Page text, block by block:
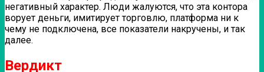
негативный характер. Люди жалуются, что эта контора
ворует деньги, имитирует торговлю, платформа ни к
чему не подключена, все показатели накручены, и так
далее.
Вердикт